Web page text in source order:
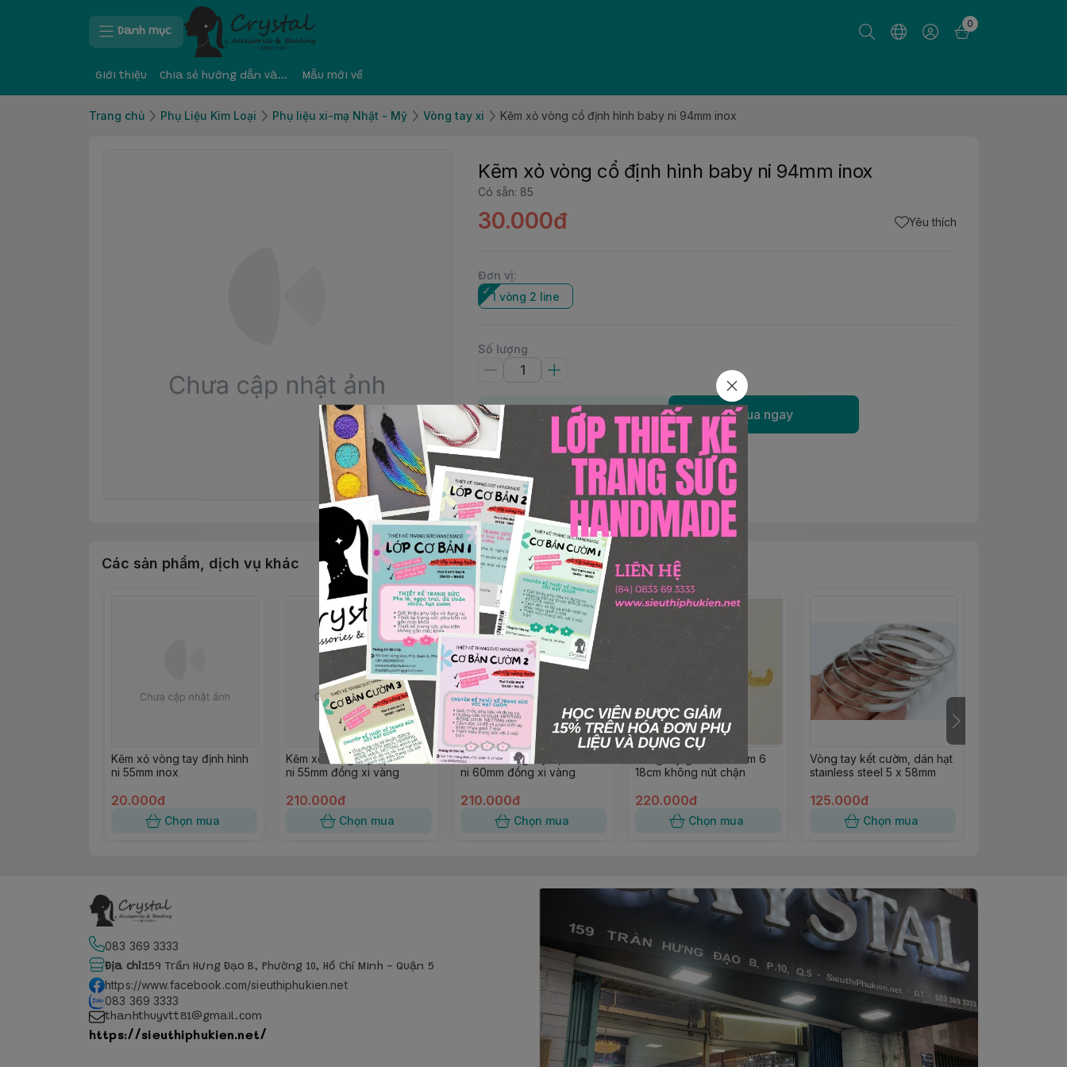
Danh mục
0
Giới thiệu Chia sẻ hướng dẫn và kinh nghiệm Mẫu mới về
Trang chủ Phụ Liệu Kim Loại Phụ liệu xi-mạ Nhật - Mỹ Vòng tay xi Kẽm xỏ vòng cổ định hình baby ni 94mm inox
Kẽm xỏ vòng cổ định hình baby ni 94mm inox
Có sẵn: 85
30.000đ Yêu thích
Đơn vị:
1 vòng 2 line
Số lượng
Thêm giỏ hàng Mua ngay
Các sản phẩm, dịch vụ khác
Kẽm xỏ vòng tay định hình
ni 55mm inox
20.000đ
Chọn mua
Kẽm xỏ vòng tay định hình
ni 55mm đồng xi vàng
210.000đ
Chọn mua
Kẽm xỏ vòng tay định hình
ni 60mm đồng xi vàng
210.000đ
Chọn mua
Vòng tay gắn BeCharm 6
18cm không nút chặn
220.000đ
Chọn mua
Vòng tay kết cườm, dán hạt
stainless steel 5 x 58mm
125.000đ
Chọn mua
083 369 3333
Địa chỉ:159 Trần Hưng Đạo B, Phường 10, Hồ Chí Minh - Quận 5
https://www.facebook.com/sieuthiphukien.net
083 369 3333
thanhthuyvtt81@gmail.com
https://sieuthiphukien.net/